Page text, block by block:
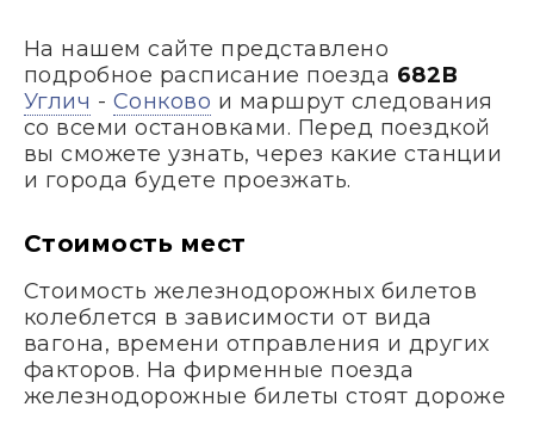
На нашем сайте представлено
подробное расписание поезда 682В
Углич - Сонково и маршрут следования
со всеми остановками. Перед поездкой
вы сможете узнать, через какие станции
и города будете проезжать.
Стоимость мест
Стоимость железнодорожных билетов
колеблется в зависимости от вида
вагона, времени отправления и других
факторов. На фирменные поезда
железнодорожные билеты стоят дороже